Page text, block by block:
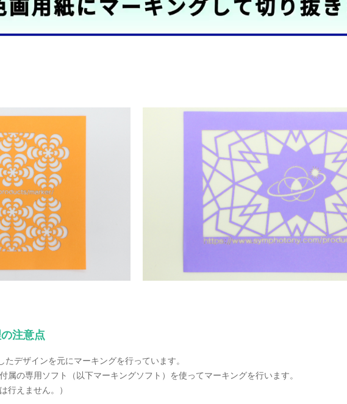
注意点
デザインを元にマーキングを行っています。
の専用ソフト（以下マーキングソフト）を使ってマーキングを行います。
行えません。）